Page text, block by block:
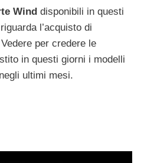
Wind disponibili in questi
l’acquisto di
per credere le
in questi giorni i modelli
ultimi mesi.